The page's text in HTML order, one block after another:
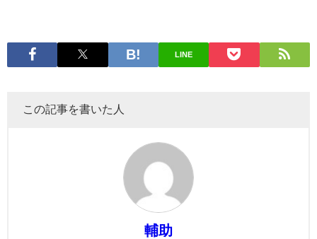
LINE
この記事を書いた人
輔助